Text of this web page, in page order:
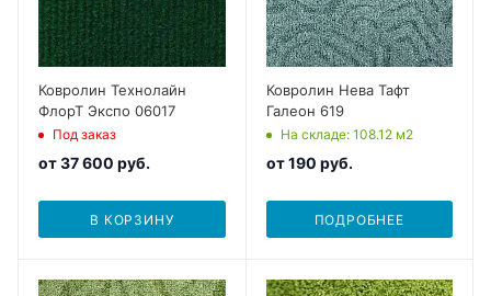
Ковролин Технолайн
ФлорТ Экспо 06017
Под заказ
от37 600 руб.
В КОРЗИНУ
Ковролин Нева Тафт
Галеон 619
На складе: 108.12 м2
от190 руб.
ПОДРОБНЕЕ